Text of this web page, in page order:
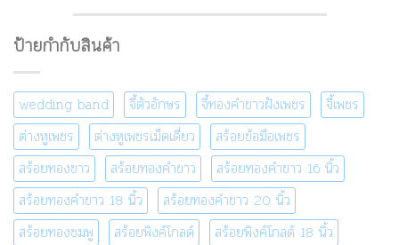
ป้ายกำกับสินค้า
wedding band จี้ตัวอักษร จี้ทองคำขาวฝังเพชร
จี้เพชร
ต่างหูเพชร
ต่างหูเพชรเม็ดเดี่ยว
สร้อยข้อมือเพชร
สร้อยทองขาว
สร้อยทองคำขาว
สร้อยทองคำขาว 16 นิ้ว
สร้อยทองคำขาว 18 นิ้ว
สร้อยทองคำขาว 20 นิ้ว
สร้อยทองชมพู
สร้อยพิงค์โกลด์
สร้อยพิงค์โกลด์ 18 นิ้ว